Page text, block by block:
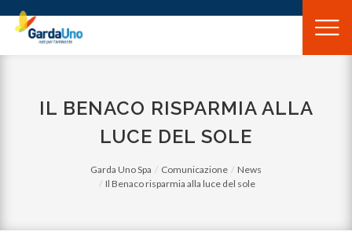
Gardauno
Spa
IL BENACO RISPARMIA ALLA
LUCE DEL SOLE
Garda Uno Spa Comunicazione
News
Il Benaco risparmia alla luce del sole